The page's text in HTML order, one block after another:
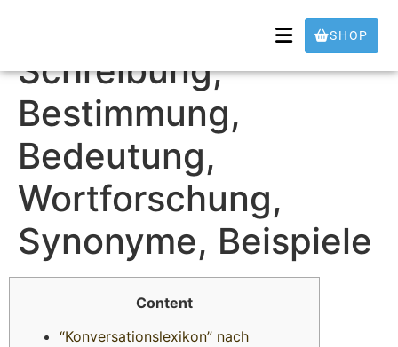
SHOP
Schreibung,
Bestimmung,
Bedeutung,
Wortforschung,
Synonyme, Beispiele
Content
“Konversationslexikon” nach